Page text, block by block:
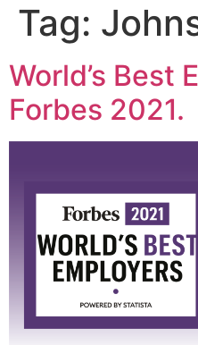
Tag:
World’s Best
Forbes 2021.